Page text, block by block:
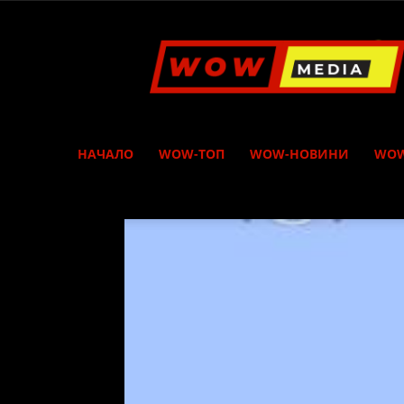
Media
НАЧАЛО WOW-ТОП WOW-НОВИНИ